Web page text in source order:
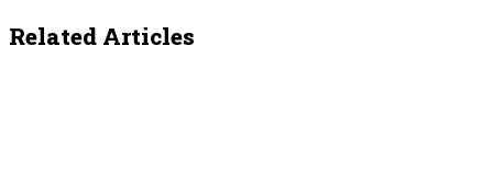
Related Articles